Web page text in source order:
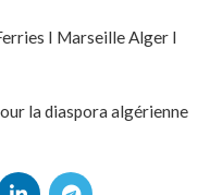
I Marseille Alger I
la diaspora algérienne